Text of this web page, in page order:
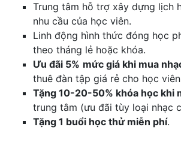
Trung tâm hỗ trợ xây dựng lịch
nhu cầu của học viên.
Linh động hình thức đóng học
theo tháng lẻ hoặc khóa.
Ưu đãi 5% mức giá khi mua
thuê đàn tập giá rẻ cho học
Tặng 10-20-50% khóa học khi
trung tâm (ưu đãi tùy loại nhạc
Tặng 1 buổi học thử miễn phí.